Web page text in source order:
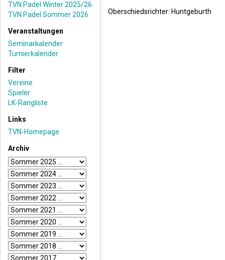
TVN Padel Winter 2025/26
TVN Padel Sommer 2026
Veranstaltungen
Seminarkalender
Turnierkalender
Filter
Vereine
Spieler
LK-Rangliste
Links
TVN-Homepage
Archiv
Oberschiedsrichter: Huntgeburth